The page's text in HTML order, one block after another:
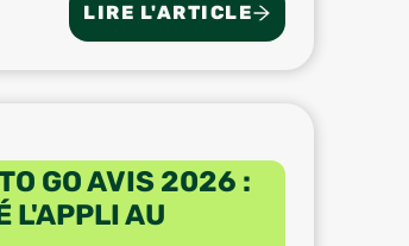
LIRE L'ARTICLE
GO AVIS 2026 :
L'APPLI AU